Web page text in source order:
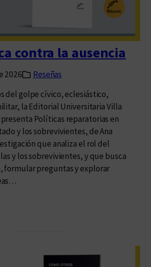
contra la ausencia
2026
Reseñas
del golpe cívico, eclesiástico,
la Editorial Universitaria Villa
Políticas reparatorias en
y los sobrevivientes, de Ana
que analiza el rol del
y los sobrevivientes, y que busca
formular preguntas y explorar